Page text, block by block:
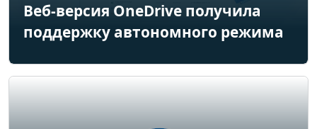
Веб-версия OneDrive получила
поддержку автономного режима